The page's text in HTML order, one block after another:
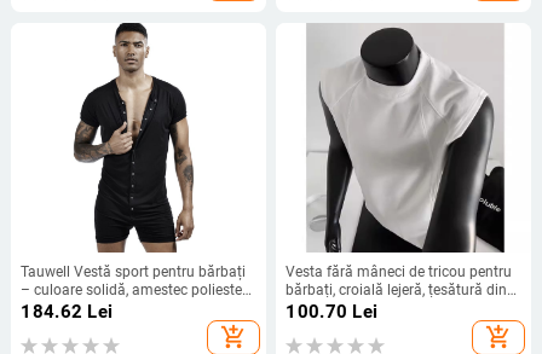
Tauwell Vestă sport pentru bărbați
– culoare solidă, amestec poliester-
bumbac ușor, stil de mișcare, fără
tridimensionale
184.62 Lei
add_shopping_cart
Vesta fără mâneci de tricou pentru
bărbați, croială lejeră, țesătură din
poliester, 96% poliester, stil tineresc
100.70 Lei
add_shopping_cart